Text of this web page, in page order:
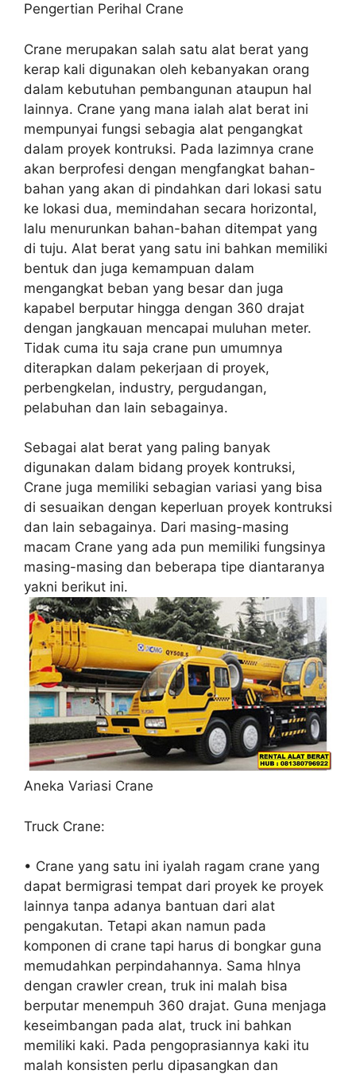
Pengertian Perihal Crane
Crane merupakan salah satu alat berat yang
kerap kali digunakan oleh kebanyakan orang
dalam kebutuhan pembangunan ataupun hal
lainnya. Crane yang mana ialah alat berat ini
mempunyai fungsi sebagia alat pengangkat
dalam proyek kontruksi. Pada lazimnya crane
akan berprofesi dengan mengfangkat bahan-
bahan yang akan di pindahkan dari lokasi satu
ke lokasi dua, memindahan secara horizontal,
lalu menurunkan bahan-bahan ditempat yang
di tuju. Alat berat yang satu ini bahkan memiliki
bentuk dan juga kemampuan dalam
mengangkat beban yang besar dan juga
kapabel berputar hingga dengan 360 drajat
dengan jangkauan mencapai muluhan meter.
Tidak cuma itu saja crane pun umumnya
diterapkan dalam pekerjaan di proyek,
perbengkelan, industry, pergudangan,
pelabuhan dan lain sebagainya.
Sebagai alat berat yang paling banyak
digunakan dalam bidang proyek kontruksi,
Crane juga memiliki sebagian variasi yang bisa
di sesuaikan dengan keperluan proyek kontruksi
dan lain sebagainya. Dari masing-masing
macam Crane yang ada pun memiliki fungsinya
masing-masing dan beberapa tipe diantaranya
yakni berikut ini.
Aneka Variasi Crane
Truck Crane:
• Crane yang satu ini iyalah ragam crane yang
dapat bermigrasi tempat dari proyek ke proyek
lainnya tanpa adanya bantuan dari alat
pengakutan. Tetapi akan namun pada
komponen di crane tapi harus di bongkar guna
memudahkan perpindahannya. Sama hlnya
dengan crawler crean, truk ini malah bisa
berputar menempuh 360 drajat. Guna menjaga
keseimbangan pada alat, truck ini bahkan
memiliki kaki. Pada pengoprasiannya kaki itu
malah konsisten perlu dipasangkan dan